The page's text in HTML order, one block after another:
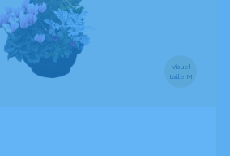
Visuel
taille M